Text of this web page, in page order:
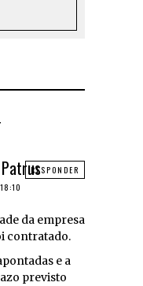
da empresa
contratado.
e a
previsto
RESPONDER